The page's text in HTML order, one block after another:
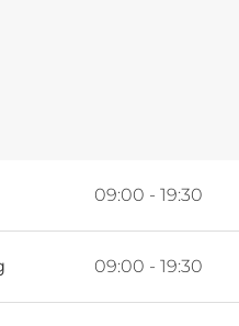
09:00 - 19:30
09:00 - 19:30